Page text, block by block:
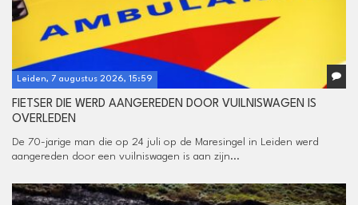
Leiden, 7 augustus 2026, 15:59
FIETSER DIE WERD AANGEREDEN DOOR VUILNISWAGEN IS
OVERLEDEN
De 70-jarige man die op 24 juli op de Maresingel in Leiden werd
aangereden door een vuilniswagen is aan zijn...